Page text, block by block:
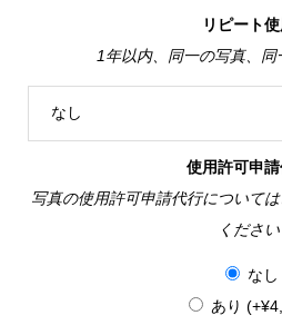
リピート使
1年以内、同一の写真、
使用許可申
写真の使用許可申請代行について
ください
なし
あり (+¥